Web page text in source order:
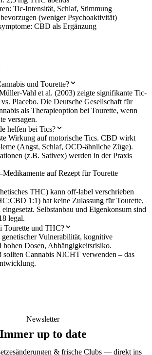
Tic-Intensität, Schlaf, Stimmung
(weniger Psychoaktivität)
CBD als Ergänzung
und Tourette?
Vahl et al. (2003) zeigte signifikante Tic-
Placebo. Die Deutsche Gesellschaft für
als Therapieoption bei Tourette, wenn
versagen.
helfen bei Tics?
Wirkung auf motorische Tics. CBD wirkt
(Angst, Schlaf, OCD-ähnliche Züge).
(z.B. Sativex) werden in der Praxis
Medikamente auf Rezept für Tourette
THC) kann off-label verschrieben
1:1) hat keine Zulassung für Tourette,
Selbstanbau und Eigenkonsum sind
legal.
Tourette und THC?
Vulnerabilität, kognitive
hohen Dosen, Abhängigkeitsrisiko.
sollten Cannabis NICHT verwenden – das
Newsletter
Immer up to date
& frische Clubs — direkt ins